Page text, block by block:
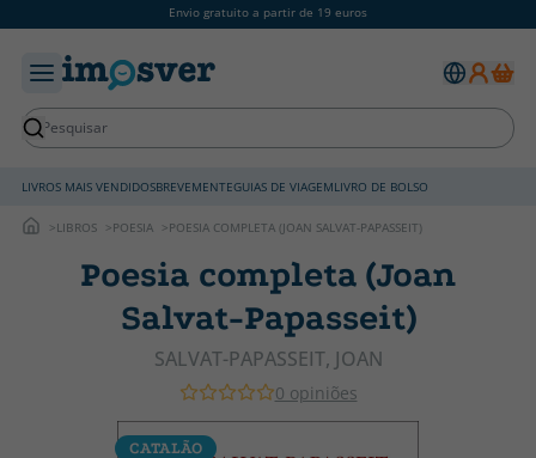
Envio gratuito a partir de 19 euros
LIVROS MAIS VENDIDOSBREVEMENTEGUIAS DE VIAGEMLIVRO DE BOLSO
LIBROS POESIA POESIA COMPLETA (JOAN SALVAT-PAPASSEIT)
Poesia completa (Joan
Salvat-Papasseit)
SALVAT-PAPASSEIT, JOAN
0 opiniões
CATALÃO